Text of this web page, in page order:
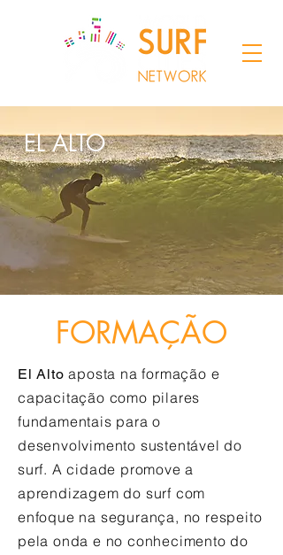
EL ALTO
FORMAÇÃO
El Alto aposta na formação e
capacitação como pilares
fundamentais para o
desenvolvimento sustentável do
surf. A cidade promove a
aprendizagem do surf com
enfoque na segurança, no respeito
pela onda e no conhecimento do